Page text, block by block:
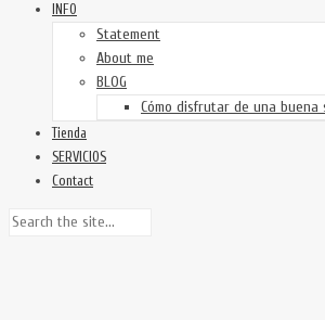
INFO
Statement
About me
BLOG
Cómo disfrutar de una
Tienda
SERVICIOS
Contact